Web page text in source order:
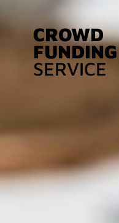
CROWD
FUNDING
SERVICE